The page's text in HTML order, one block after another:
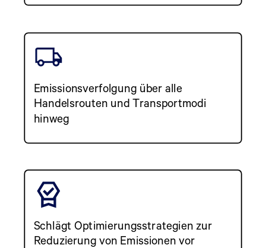
Emissionsverfolgung über alle
Handelsrouten und Transportmodi
hinweg
Schlägt Optimierungsstrategien zur
Reduzierung von Emissionen vor